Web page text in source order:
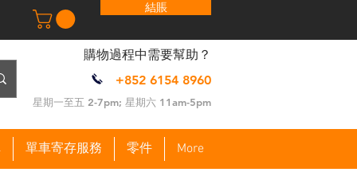
結賬
​購物過程中需要幫助？
+852 6154 8960
​星期一至五 2-7pm; 星期六 11am-5pm
單車寄存服務 零件 More